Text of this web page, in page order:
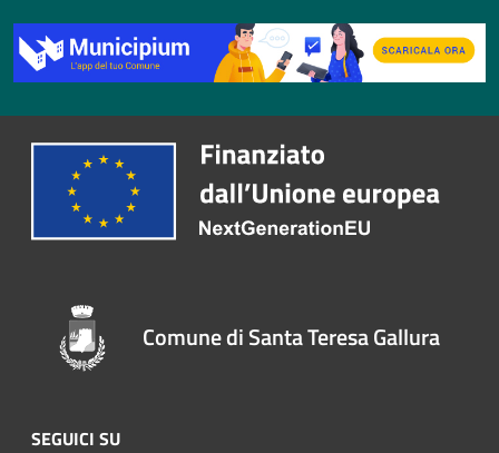
Comune di Santa Teresa Gallura
SEGUICI SU